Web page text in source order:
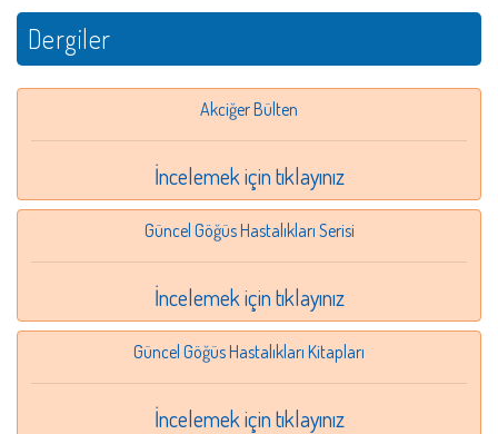
Dergiler
Akciğer Bülten
İncelemek için tıklayınız
Güncel Göğüs Hastalıkları Serisi
İncelemek için tıklayınız
Güncel Göğüs Hastalıkları Kitapları
İncelemek için tıklayınız